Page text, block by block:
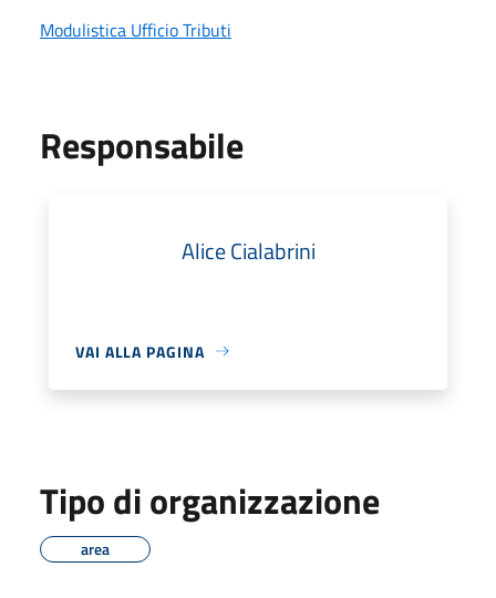
Modulistica Ufficio Tributi
Responsabile
Alice Cialabrini
VAI ALLA PAGINA
Tipo di organizzazione
area